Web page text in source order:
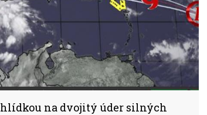
na dvojitý úder silných